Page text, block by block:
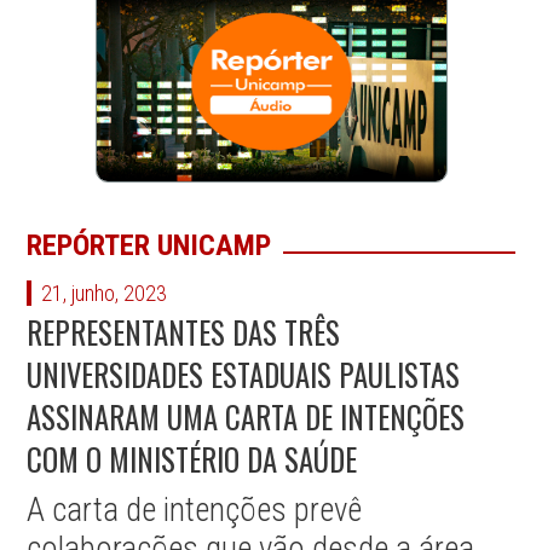
REPÓRTER UNICAMP
21, junho, 2023
REPRESENTANTES DAS TRÊS
UNIVERSIDADES ESTADUAIS PAULISTAS
ASSINARAM UMA CARTA DE INTENÇÕES
COM O MINISTÉRIO DA SAÚDE
A carta de intenções prevê